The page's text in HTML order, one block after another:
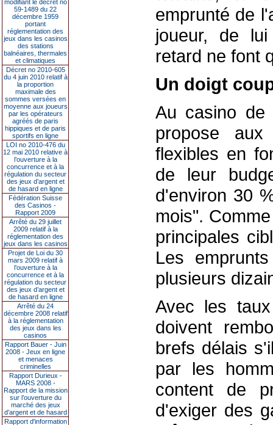
modifiant le décret no
59-1489 du 22
décembre 1959
portant
réglementation des
jeux dans les casinos
des stations
balnéaires, thermales
et climatiques
Décret no 2010-605
du 4 juin 2010 relatif à
la proportion
maximale des
sommes versées en
moyenne aux joueurs
par les opérateurs
agréés de paris
hippiques et de paris
sportifs en ligne
LOI no 2010-476 du
12 mai 2010 relative à
l’ouverture à la
concurrence et à la
régulation du secteur
des jeux d’argent et
de hasard en ligne
Fédération Suisse
des Casinos -
Rapport 2009
Arrêté du 29 juillet
2009 relatif à la
réglementation des
jeux dans les casinos
Projet de Loi du 30
mars 2009 relatif à
l’ouverture à la
concurrence et à la
régulation du secteur
des jeux d’argent et
de hasard en ligne
Arrêté du 24
décembre 2008 relatif
à la réglementation
des jeux dans les
casinos
Rapport Bauer - Juin
2008 - Jeux en ligne
et menaces
criminelles
Rapport Durieux -
MARS 2008 -
Rapport de la mission
sur l’ouverture du
marché des jeux
d’argent et de hasard
Rapport d'information
emprunté de
joueur, de
retard ne font
Un doigt
Au casino de
propose
flexibles en
de leur
d'environ 30
mois".
principales
Les
plusieurs
Avec les
doivent
brefs délais
par les
content de
d'exiger des